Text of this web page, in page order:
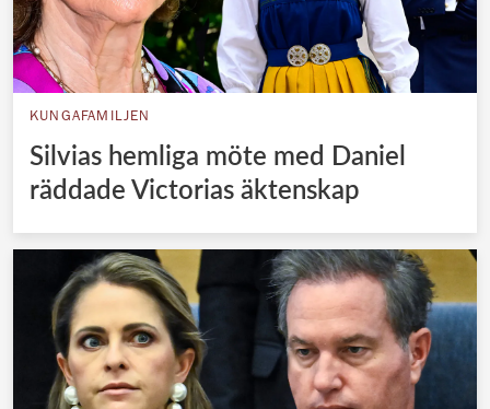
KUNGAFAMILJEN
Silvias hemliga möte med Daniel
räddade Victorias äktenskap